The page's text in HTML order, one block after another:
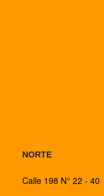
NORTE
Calle 198 N° 22 - 40